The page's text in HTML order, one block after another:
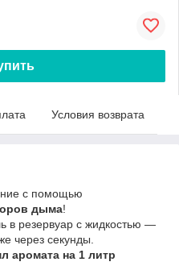
Условия возврата
с помощью
дыма!
в резервуар с жидкостью —
через секунды.
аромата на 1 литр